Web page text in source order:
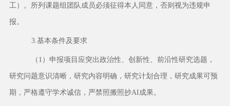
工）。所列课题组团队成员必须征得本人同意，否则视为违规申
报。
3.基本条件及要求
（1）申报项目应突出政治性、创新性、前沿性研究选题，
研究问题意识清晰，研究内容明确，研究计划合理，研究成果可预
期，严格遵守学术诚信，严禁照搬照抄AI成果。